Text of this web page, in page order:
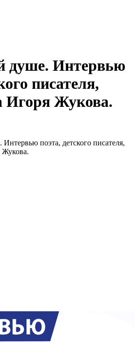
душе. Интервью
писателя,
Игоря Жукова.
поэта, детского писателя,
Жукова.